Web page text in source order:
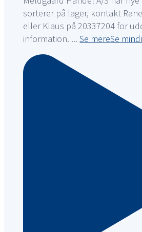
sorterer på lager, kontakt
eller Klaus på 20337204 for
information. ...Se mereSe